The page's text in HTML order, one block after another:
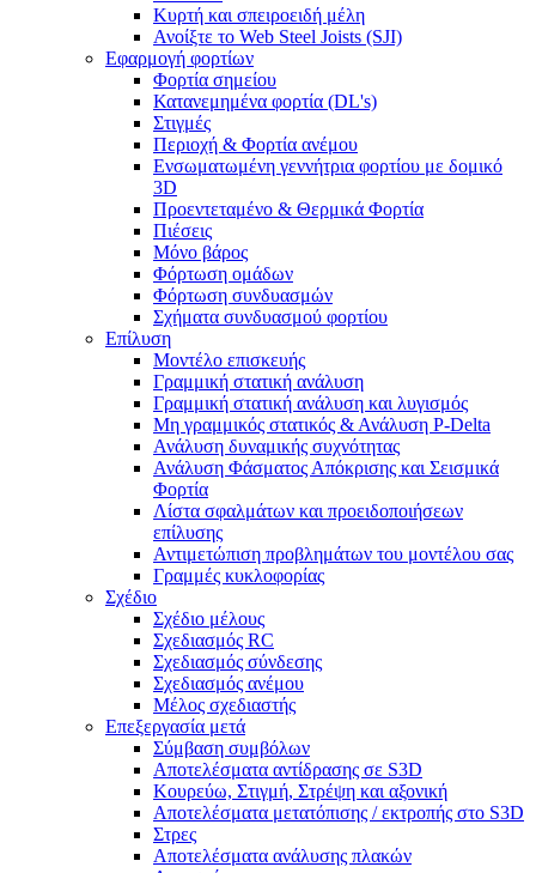
Κυρτή και σπειροειδή μέλη
Ανοίξτε το Web Steel Joists (SJI)
Εφαρμογή φορτίων
Φορτία σημείου
Κατανεμημένα φορτία (DL's)
Στιγμές
Περιοχή & Φορτία ανέμου
Ενσωματωμένη γεννήτρια φορτίου με δομικό
3D
Προεντεταμένο & Θερμικά Φορτία
Πιέσεις
Μόνο βάρος
Φόρτωση ομάδων
Φόρτωση συνδυασμών
Σχήματα συνδυασμού φορτίου
Επίλυση
Μοντέλο επισκευής
Γραμμική στατική ανάλυση
Γραμμική στατική ανάλυση και λυγισμός
Μη γραμμικός στατικός & Ανάλυση P-Delta
Ανάλυση δυναμικής συχνότητας
Ανάλυση Φάσματος Απόκρισης και Σεισμικά
Φορτία
Λίστα σφαλμάτων και προειδοποιήσεων
επίλυσης
Αντιμετώπιση προβλημάτων του μοντέλου σας
Γραμμές κυκλοφορίας
Σχέδιο
Σχέδιο μέλους
Σχεδιασμός RC
Σχεδιασμός σύνδεσης
Σχεδιασμός ανέμου
Μέλος σχεδιαστής
Επεξεργασία μετά
Σύμβαση συμβόλων
Αποτελέσματα αντίδρασης σε S3D
Κουρεύω, Στιγμή, Στρέψη και αξονική
Αποτελέσματα μετατόπισης / εκτροπής στο S3D
Στρες
Αποτελέσματα ανάλυσης πλακών